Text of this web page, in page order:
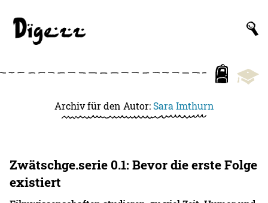
Archiv für den Autor: Sara Imthurn
Zwätschge.serie 0.1: Bevor die erste Folge
existiert